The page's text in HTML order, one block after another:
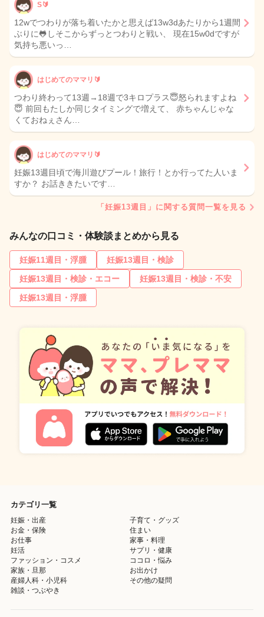
S🔰
12wでつわりが落ち着いたかと思えば13w3dあたりから1週間
ぶりに🐸しそこからずっとつわりと戦い、 現在15w0dですが
気持ち悪いっ…
はじめてのママリ🔰
つわり終わって13週→18週で3キロプラス😇怒られますよね
😇 前回もたしか同じタイミングで増えて、 赤ちゃんじゃな
くておねぇさん…
はじめてのママリ🔰
妊娠13週目頃で海川遊びプール！旅行！とか行ってた人いま
すか？ お話ききたいです…
「妊娠13週目」に関する質問一覧を見る
みんなの口コミ・体験談まとめから見る
妊娠11週目・浮腫
妊娠13週目・検診
妊娠13週目・検診・エコー
妊娠13週目・検診・不安
妊娠13週目・浮腫
カテゴリ一覧
妊娠・出産
子育て・グッズ
お金・保険
住まい
お仕事
家事・料理
妊活
サプリ・健康
ファッション・コスメ
ココロ・悩み
家族・旦那
お出かけ
産婦人科・小児科
その他の疑問
雑談・つぶやき